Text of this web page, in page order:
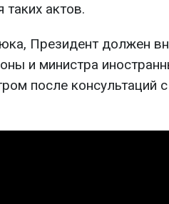
таких актов.
Президент должен
и министра
после консультаций с